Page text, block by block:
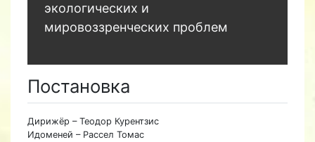
экологических и
мировоззренческих проблем
Постановка
Дирижёр – Теодор Курентзис
Идоменей – Рассел Томас